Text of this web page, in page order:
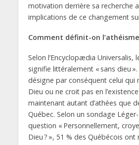
motivation derrière sa recherche
implications de ce changement
Comment définit-on l’athéisme
Selon l’Encyclopædia Universalis,
signifie littéralement « sans dieu ».
désigne par conséquent celui qui
Dieu ou ne croit pas en
maintenant autant d’athées que
Québec. Selon un sondage
question « Personnellement,
Dieu ? », 51 % des Québécois